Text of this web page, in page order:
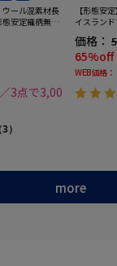
ウール混素材長
安定織柄無地
3点で3,00
（3）
【形態安
イスラン
価格：
65%off
WEB価格：
more